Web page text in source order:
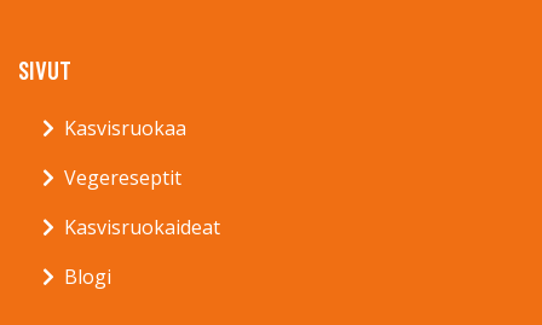
SIVUT
Kasvisruokaa
Vegereseptit
Kasvisruokaideat
Blogi